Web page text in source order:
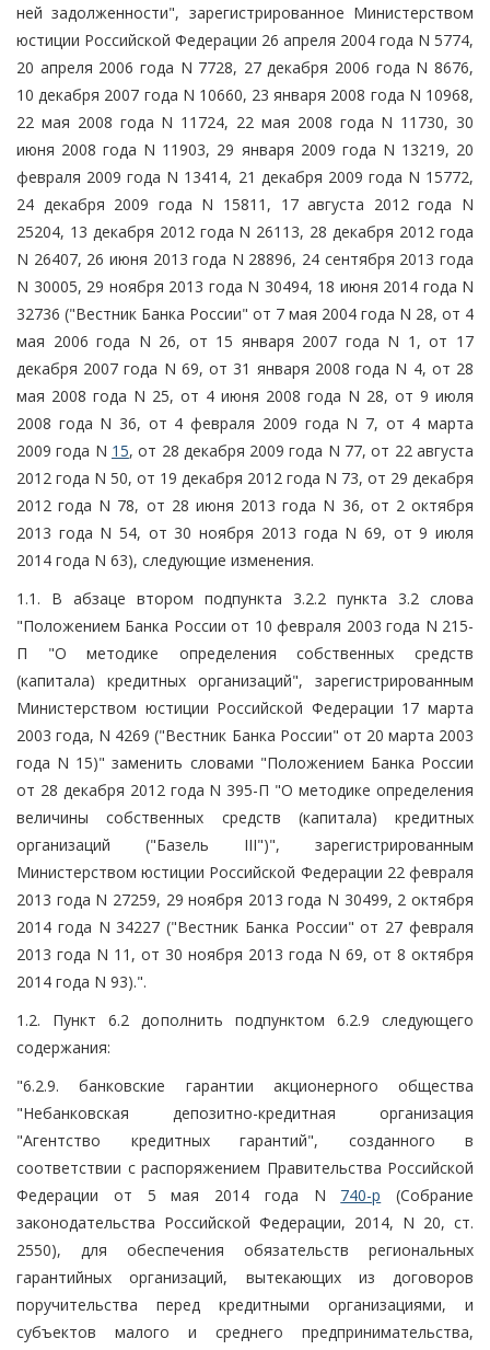
ней задолженности", зарегистрированное Министерством
юстиции Российской Федерации 26 апреля 2004 года N 5774,
20 апреля 2006 года N 7728, 27 декабря 2006 года N 8676,
10 декабря 2007 года N 10660, 23 января 2008 года N 10968,
22 мая 2008 года N 11724, 22 мая 2008 года N 11730, 30
июня 2008 года N 11903, 29 января 2009 года N 13219, 20
февраля 2009 года N 13414, 21 декабря 2009 года N 15772,
24 декабря 2009 года N 15811, 17 августа 2012 года N
25204, 13 декабря 2012 года N 26113, 28 декабря 2012 года
N 26407, 26 июня 2013 года N 28896, 24 сентября 2013 года
N 30005, 29 ноября 2013 года N 30494, 18 июня 2014 года N
32736 ("Вестник Банка России" от 7 мая 2004 года N 28, от 4
мая 2006 года N 26, от 15 января 2007 года N 1, от 17
декабря 2007 года N 69, от 31 января 2008 года N 4, от 28
мая 2008 года N 25, от 4 июня 2008 года N 28, от 9 июля
2008 года N 36, от 4 февраля 2009 года N 7, от 4 марта
2009 года N 15, от 28 декабря 2009 года N 77, от 22 августа
2012 года N 50, от 19 декабря 2012 года N 73, от 29 декабря
2012 года N 78, от 28 июня 2013 года N 36, от 2 октября
2013 года N 54, от 30 ноября 2013 года N 69, от 9 июля
2014 года N 63), следующие изменения.
1.1. В абзаце втором подпункта 3.2.2 пункта 3.2 слова
"Положением Банка России от 10 февраля 2003 года N 215-
П "О методике определения собственных средств
(капитала) кредитных организаций", зарегистрированным
Министерством юстиции Российской Федерации 17 марта
2003 года, N 4269 ("Вестник Банка России" от 20 марта 2003
года N 15)" заменить словами "Положением Банка России
от 28 декабря 2012 года N 395-П "О методике определения
величины собственных средств (капитала) кредитных
организаций ("Базель III")", зарегистрированным
Министерством юстиции Российской Федерации 22 февраля
2013 года N 27259, 29 ноября 2013 года N 30499, 2 октября
2014 года N 34227 ("Вестник Банка России" от 27 февраля
2013 года N 11, от 30 ноября 2013 года N 69, от 8 октября
2014 года N 93).".
1.2. Пункт 6.2 дополнить подпунктом 6.2.9 следующего
содержания:
"6.2.9. банковские гарантии акционерного общества
"Небанковская депозитно-кредитная организация
"Агентство кредитных гарантий", созданного в
соответствии с распоряжением Правительства Российской
Федерации от 5 мая 2014 года N 740-р (Собрание
законодательства Российской Федерации, 2014, N 20, ст.
2550), для обеспечения обязательств региональных
гарантийных организаций, вытекающих из договоров
поручительства перед кредитными организациями, и
субъектов малого и среднего предпринимательства,